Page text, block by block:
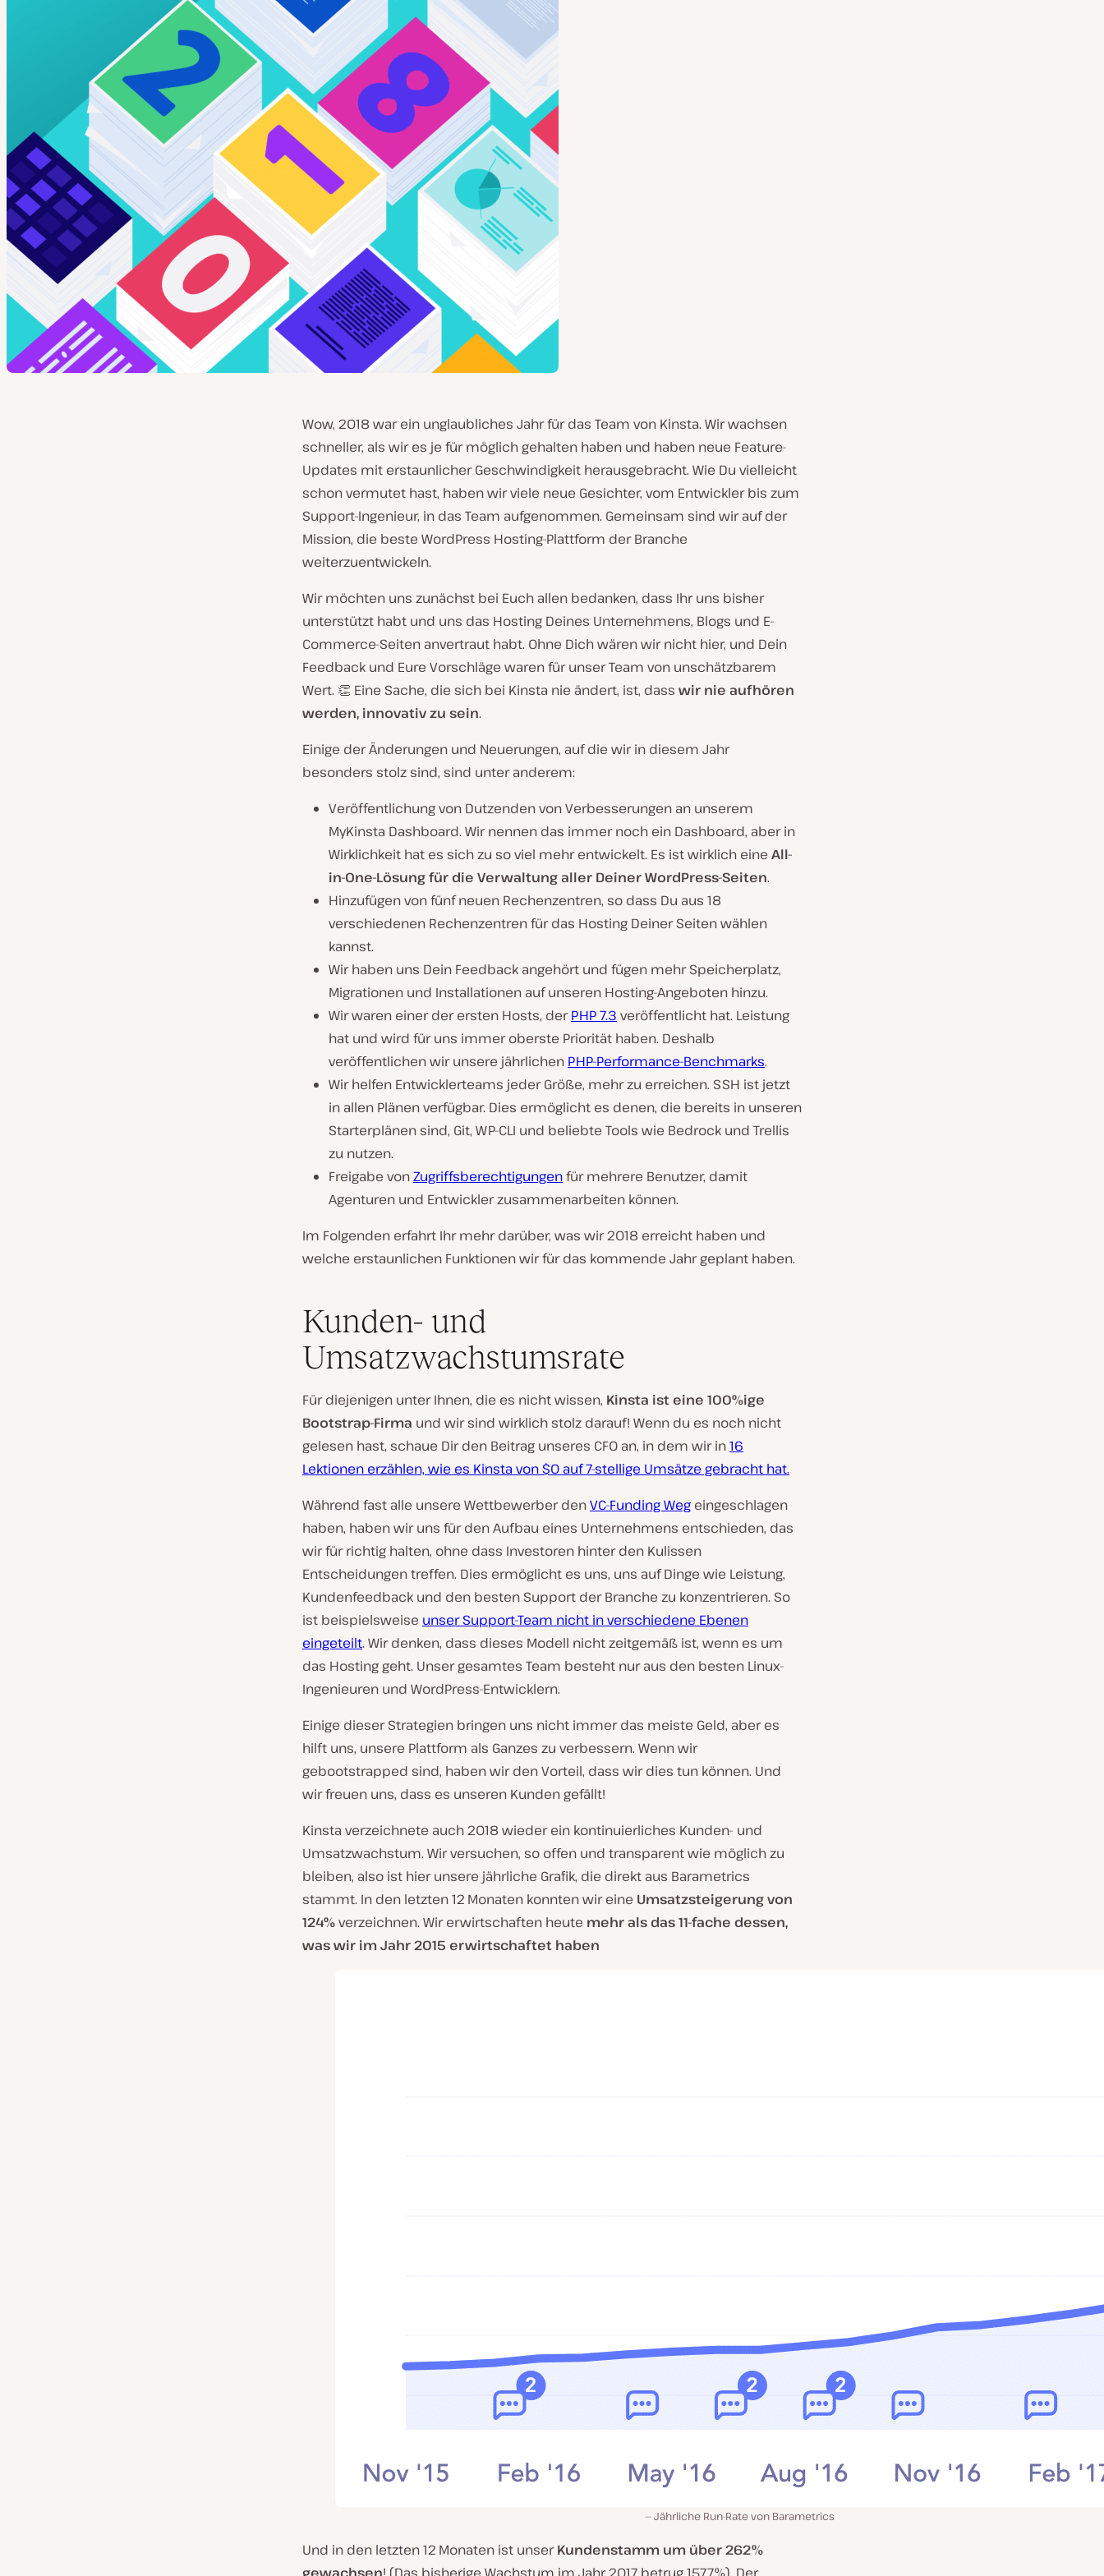
Wow, 2018 war ein unglaubliches Jahr für das Team von Kinsta. Wir wachsen
schneller, als wir es je für möglich gehalten haben und haben neue Feature-
Updates mit erstaunlicher Geschwindigkeit herausgebracht. Wie Du vielleicht
schon vermutet hast, haben wir viele neue Gesichter, vom Entwickler bis zum
Support-Ingenieur, in das Team aufgenommen. Gemeinsam sind wir auf der
Mission, die beste WordPress Hosting-Plattform der Branche
weiterzuentwickeln.
Wir möchten uns zunächst bei Euch allen bedanken, dass Ihr uns bisher
unterstützt habt und uns das Hosting Deines Unternehmens, Blogs und E-
Commerce-Seiten anvertraut habt. Ohne Dich wären wir nicht hier, und Dein
Feedback und Eure Vorschläge waren für unser Team von unschätzbarem
Wert. 👏 Eine Sache, die sich bei Kinsta nie ändert, ist, dass wir nie aufhören
werden, innovativ zu sein.
Einige der Änderungen und Neuerungen, auf die wir in diesem Jahr
besonders stolz sind, sind unter anderem:
Veröffentlichung von Dutzenden von Verbesserungen an unserem
MyKinsta Dashboard. Wir nennen das immer noch ein Dashboard, aber in
Wirklichkeit hat es sich zu so viel mehr entwickelt. Es ist wirklich eine All-
in-One-Lösung für die Verwaltung aller Deiner WordPress-Seiten.
Hinzufügen von fünf neuen Rechenzentren, so dass Du aus 18
verschiedenen Rechenzentren für das Hosting Deiner Seiten wählen
kannst.
Wir haben uns Dein Feedback angehört und fügen mehr Speicherplatz,
Migrationen und Installationen auf unseren Hosting-Angeboten hinzu.
Wir waren einer der ersten Hosts, derPHP 7.3 veröffentlicht hat. Leistung
hat und wird für uns immer oberste Priorität haben. Deshalb
veröffentlichen wir unsere jährlichen PHP-Performance-Benchmarks.
Wir helfen Entwicklerteams jeder Größe, mehr zu erreichen. SSH ist jetzt
in allen Plänen verfügbar. Dies ermöglicht es denen, die bereits in unseren
Starterplänen sind, Git, WP-CLI und beliebte Tools wie Bedrock und Trellis
zu nutzen.
Freigabe vonZugriffsberechtigungenfür mehrere Benutzer, damit
Agenturen und Entwickler zusammenarbeiten können.
Im Folgenden erfahrt Ihr mehr darüber, was wir 2018 erreicht haben und
welche erstaunlichen Funktionen wir für das kommende Jahr geplant haben.
Kunden- und
Umsatzwachstumsrate
Für diejenigen unter Ihnen, die es nicht wissen, Kinsta ist eine 100%ige
Bootstrap-Firma und wir sind wirklich stolz darauf! Wenn du es noch nicht
gelesen hast, schaue Dir den Beitrag unseres CFO an, in dem wir in16
Lektionen erzählen, wie es Kinsta von $0 auf 7-stellige Umsätze gebracht hat.
Während fast alle unsere Wettbewerber denVC-Funding Weg eingeschlagen
haben, haben wir uns für den Aufbau eines Unternehmens entschieden, das
wir für richtig halten, ohne dass Investoren hinter den Kulissen
Entscheidungen treffen. Dies ermöglicht es uns, uns auf Dinge wie Leistung,
Kundenfeedback und den besten Support der Branche zu konzentrieren. So
ist beispielsweise unser Support-Team nicht in verschiedene Ebenen
eingeteilt. Wir denken, dass dieses Modell nicht zeitgemäß ist, wenn es um
das Hosting geht. Unser gesamtes Team besteht nur aus den besten Linux-
Ingenieuren und WordPress-Entwicklern.
Einige dieser Strategien bringen uns nicht immer das meiste Geld, aber es
hilft uns, unsere Plattform als Ganzes zu verbessern. Wenn wir
gebootstrapped sind, haben wir den Vorteil, dass wir dies tun können. Und
wir freuen uns, dass es unseren Kunden gefällt!
Kinsta verzeichnete auch 2018 wieder ein kontinuierliches Kunden- und
Umsatzwachstum. Wir versuchen, so offen und transparent wie möglich zu
bleiben, also ist hier unsere jährliche Grafik, die direkt aus Barametrics
stammt. In den letzten 12 Monaten konnten wir eine Umsatzsteigerung von
124%verzeichnen. Wir erwirtschaften heute mehr als das 11-fache dessen,
was wir im Jahr 2015 erwirtschaftet haben
Jährliche Run-Rate von Barametrics
Und in den letzten 12 Monaten ist unserKundenstamm um über 262%